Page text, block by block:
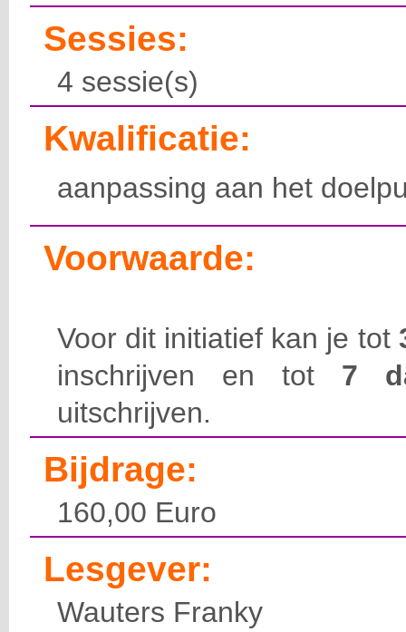
Sessies:
4 sessie(s)
Kwalificatie:
aanpassing aan het
Voorwaarde:
Voor dit initiatief kan je tot
inschrijven en tot 7
uitschrijven.
Bijdrage:
160,00 Euro
Lesgever:
Wauters Franky